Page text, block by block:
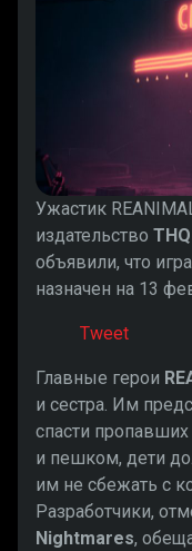
Ужастик
издательство
объявили, что
назначен на 13
Tweet
Главные герои
и сестра. Им
спасти
и пешком, дети
им не сбежать с
Разработчики,
Nightmares,